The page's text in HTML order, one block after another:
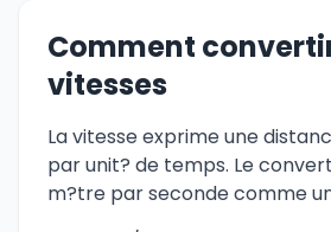
Comment
vitesses
La vitesse exprime une
par unit? de temps. Le
m?tre par seconde comme